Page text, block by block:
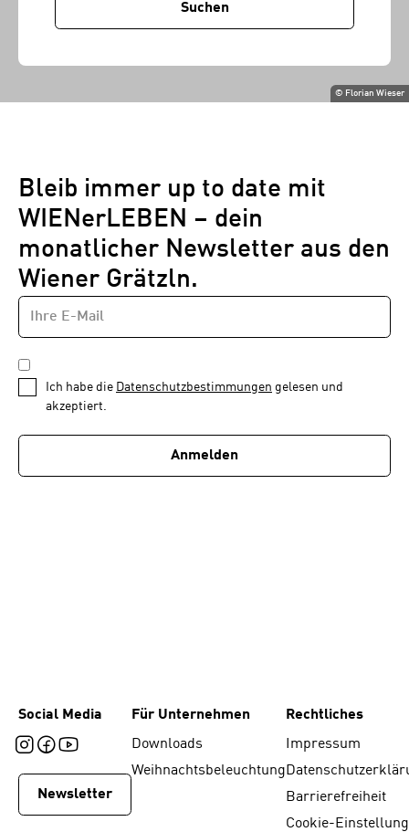
© Florian Wieser
Suchen
Bleib immer up to date mit
WIENerLEBEN – dein
monatlicher Newsletter aus den
Wiener Grätzln.
Newsletter
1
von
E-
MAIL-
ADRESSE
DATENSCHUTZBESTIMMUNGEN
*
Ich habe die Datenschutzbestimmungen gelesen und
akzeptiert.
Anmelden
Social Media
Newsletter
Für Unternehmen
Downloads
Weihnachtsbeleuchtung
Rechtliches
Impressum
Barrierefreiheit
Cookie-